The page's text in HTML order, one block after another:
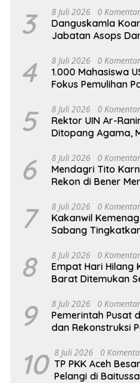
3 8 Juli 2026 0 Komentar
Danguskamla
Jabatan Asops
4 8 Juli 2026 0 Komentar
1.000 Mahasiswa
Fokus Pemulihan
5 8 Juli 2026 0 Komentar
Rektor UIN Ar-
Ditopang Agama,
6 8 Juli 2026 0 Komentar
Mendagri Tito
Rekon di Bener
7 8 Juli 2026 0 Komentar
Kakanwil
Sabang
8 8 Juli 2026 0 Komentar
Empat Hari Hilang
Barat Ditemukan
9 8 Juli 2026 0 Komentar
Pemerintah Pusat
dan Rekonstruksi
10 8 Juli 2026 0
TP PKK Aceh
Pelangi di